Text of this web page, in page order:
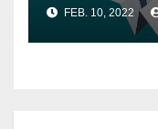
FEB. 10, 2022